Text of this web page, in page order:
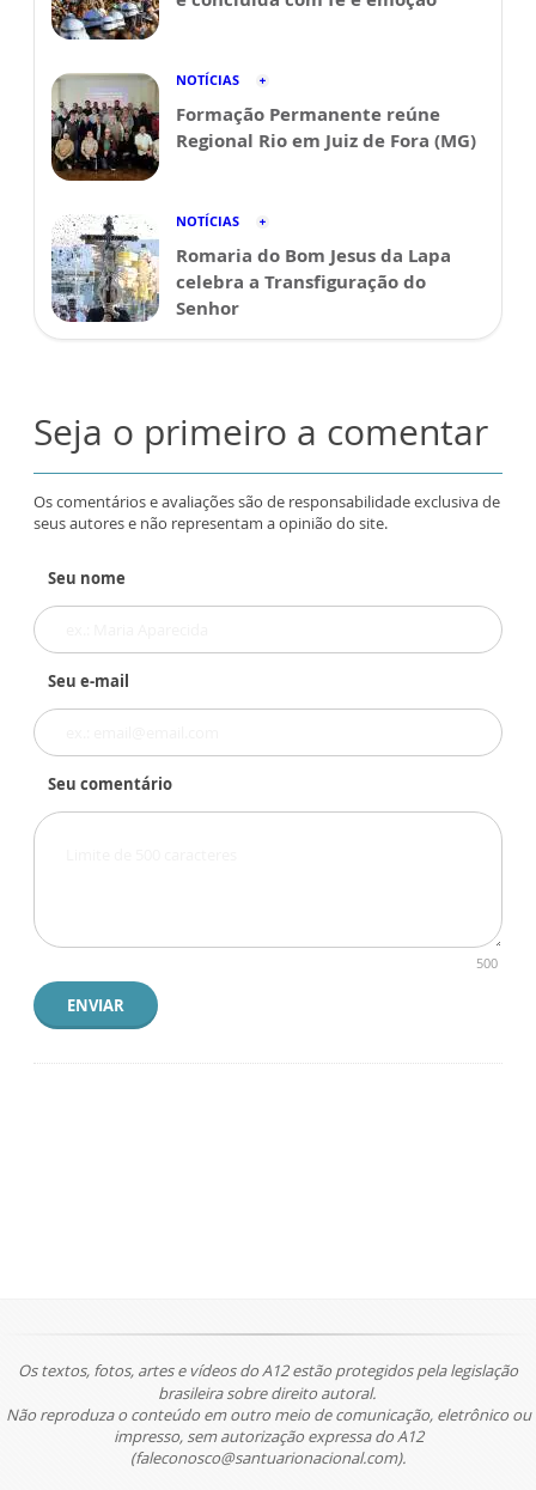
NOTÍCIAS
Formação Permanente reúne
Regional Rio em Juiz de Fora (MG)
NOTÍCIAS
Romaria do Bom Jesus da Lapa
celebra a Transfiguração do
Senhor
Seja o primeiro a comentar
Os comentários e avaliações são de responsabilidade exclusiva de
seus autores e não representam a opinião do site.
Seu nome
Seu e-mail
Seu comentário
500
ENVIAR
Os textos, fotos, artes e vídeos do A12 estão protegidos pela legislação
brasileira sobre direito autoral.
Não reproduza o conteúdo em outro meio de comunicação, eletrônico ou
impresso, sem autorização expressa do A12
(faleconosco@santuarionacional.com).